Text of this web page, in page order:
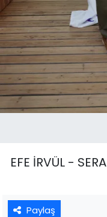
EFE İRVÜL -
Paylaş